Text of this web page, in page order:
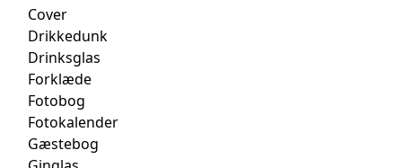
Cover
Drikkedunk
Drinksglas
Forklæde
Fotobog
Fotokalender
Gæstebog